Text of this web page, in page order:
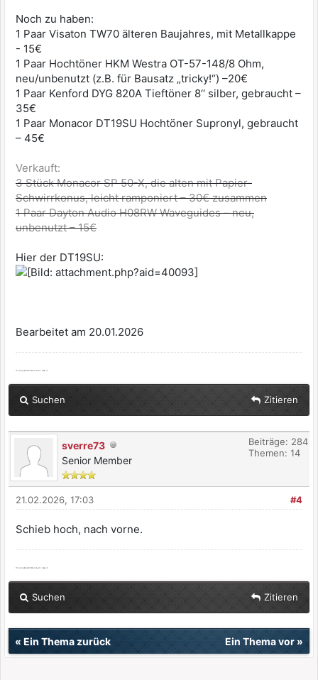
Noch zu haben:
1 Paar Visaton TW70 älteren Baujahres, mit Metallkappe
- 15€
1 Paar Hochtöner HKM Westra OT-57-148/8 Ohm,
neu/unbenutzt (z.B. für Bausatz „tricky!“) –20€
1 Paar Kenford DYG 820A Tieftöner 8‘‘ silber, gebraucht –
35€
1 Paar Monacor DT19SU Hochtöner Supronyl, gebraucht
– 45€
Verkauft:
3 Stück Monacor SP 50-X, die alten mit Papier-
Schwirrkonus, leicht ramponiert – 30€ zusammen
1 Paar Dayton Audio H08RW Waveguides – neu,
unbenutzt – 15€
Hier der DT19SU:
Bearbeitet am 20.01.2026
It's only Rock'n'Roll but I like it
Suchen Zitieren
sverre73
Senior Member
Beiträge: 284
Themen: 14
#4
21.02.2026, 17:03
Schieb hoch, nach vorne.
It's only Rock'n'Roll but I like it
Suchen Zitieren
« Ein Thema zurück Ein Thema vor»